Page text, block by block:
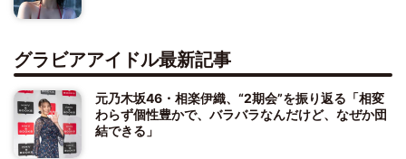
グラビアアイドル最新記事
元乃木坂46・相楽伊織、“2期会”を振り返る「相変
わらず個性豊かで、バラバラなんだけど、なぜか団
結できる」